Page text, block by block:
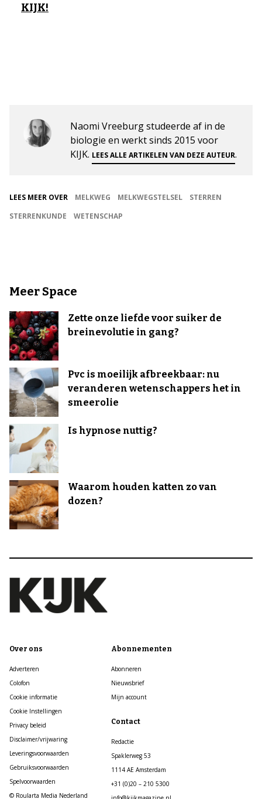
KIJK!
Naomi Vreeburg studeerde af in de
biologie en werkt sinds 2015 voor
KIJK. LEES ALLE ARTIKELEN VAN DEZE AUTEUR.
LEES MEER OVER MELKWEG MELKWEGSTELSEL
STERREN
STERRENKUNDE
WETENSCHAP
Meer Space
Zette onze liefde voor suiker de
breinevolutie in gang?
Pvc is moeilijk afbreekbaar: nu
veranderen wetenschappers het in
smeerolie
Is hypnose nuttig?
Waarom houden katten zo van
dozen?
Over ons
Adverteren
Colofon
Cookie informatie
Cookie Instellingen
Privacy beleid
Disclaimer/vrijwaring
Leveringsvoorwaarden
Gebruiksvoorwaarden
Spelvoorwaarden
© Roularta Media Nederland
Abonnementen
Abonneren
Nieuwsbrief
Mijn account
Contact
Redactie
Spaklerweg 53
1114 AE Amsterdam
+31 (0)20 – 210 5300